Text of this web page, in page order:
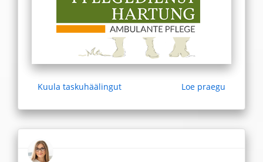
Kuula taskuhäälingut Loe praegu